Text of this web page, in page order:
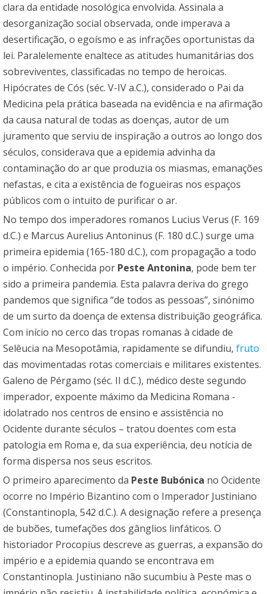
clara da entidade nosológica envolvida. Assinala a
desorganização social observada, onde imperava a
desertificação, o egoísmo e as infrações oportunistas da
lei. Paralelemente enaltece as atitudes humanitárias dos
sobreviventes, classificadas no tempo de heroicas.
Hipócrates de Cós (séc. V-IV a.C.), considerado o Pai da
Medicina pela prática baseada na evidência e na afirmação
da causa natural de todas as doenças, autor de um
juramento que serviu de inspiração a outros ao longo dos
séculos, considerava que a epidemia advinha da
contaminação do ar que produzia os miasmas, emanações
nefastas, e cita a existência de fogueiras nos espaços
públicos com o intuito de purificar o ar.
No tempo dos imperadores romanos Lucius Verus (F. 169
d.C.) e Marcus Aurelius Antoninus (F. 180 d.C.) surge uma
primeira epidemia (165-180 d.C.), com propagação a todo
o império. Conhecida por Peste Antonina, pode bem ter
sido a primeira pandemia. Esta palavra deriva do grego
pandemos que significa “de todos as pessoas”, sinónimo
de um surto da doença de extensa distribuição geográfica.
Com início no cerco das tropas romanas à cidade de
Selêucia na Mesopotâmia, rapidamente se difundiu, fruto
das movimentadas rotas comerciais e militares existentes.
Galeno de Pérgamo (séc. II d.C.), médico deste segundo
imperador, expoente máximo da Medicina Romana -
idolatrado nos centros de ensino e assistência no
Ocidente durante séculos – tratou doentes com esta
patologia em Roma e, da sua experiência, deu notícia de
forma dispersa nos seus escritos.
O primeiro aparecimento da Peste Bubónica no Ocidente
ocorre no Império Bizantino com o Imperador Justiniano
(Constantinopla, 542 d.C.). A designação refere a presença
de bubões, tumefações dos gânglios linfáticos. O
historiador Procopius descreve as guerras, a expansão do
império e a epidemia quando se encontrava em
Constantinopla. Justiniano não sucumbiu à Peste mas o